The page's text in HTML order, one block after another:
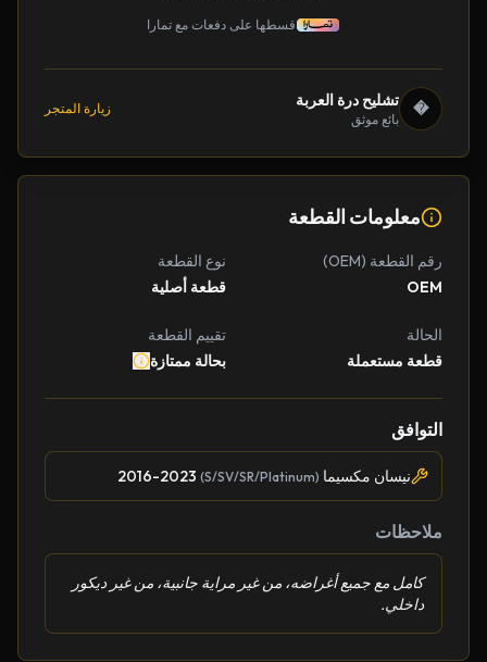
قسطها على دفعات مع تمارا
� تشليح درة العربة
بائع موثق
زيارة المتجر
معلومات القطعة
رقم القطعة (OEM)
OEM
نوع القطعة
قطعة أصلية
الحالة
قطعة مستعملة
تقييم القطعة
بحالة ممتازة
التوافق
نيسان مكسيما (S/SV/SR/Platinum)
ملاحظات
كامل مع جميع أغراضه، من غير مراية جانبية، من غير ديكور
داخلي.